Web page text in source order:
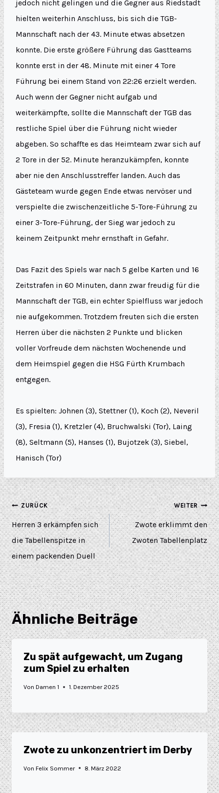
jedoch nicht gelingen und die Gegner aus Riedstadt
hielten weiterhin Anschluss, bis sich die TGB-
Mannschaft nach der 43. Minute etwas absetzen
konnte. Die erste größere Führung das Gastteams
konnte erst in der 48. Minute mit einer 4 Tore
Führung bei einem Stand von 22:26 erzielt werden.
Auch wenn der Gegner nicht aufgab und
weiterkämpfte, sollte die Mannschaft der TGB das
restliche Spiel über die Führung nicht wieder
abgeben. So schaffte es das Heimteam zwar sich auf
2 Tore in der 52. Minute heranzukämpfen, konnte
aber nie den Anschlusstreffer landen. Auch das
Gästeteam wurde gegen Ende etwas nervöser und
verspielte die zwischenzeitliche 5-Tore-Führung zu
einer 3-Tore-Führung, der Sieg war jedoch zu
keinem Zeitpunkt mehr ernsthaft in Gefahr.
Das Fazit des Spiels war nach 5 gelbe Karten und 16
Zeitstrafen in 60 Minuten, dann zwar freudig für die
Mannschaft der TGB, ein echter Spielfluss war jedoch
nie aufgekommen. Trotzdem freuten sich die ersten
Herren über die nächsten 2 Punkte und blicken
voller Vorfreude dem nächsten Wochenende und
dem Heimspiel gegen die HSG Fürth Krumbach
entgegen.
Es spielten: Johnen (3), Stettner (1), Koch (2), Neveril
(3), Fresia (1), Kretzler (4), Bruchwalski (Tor), Laing
(8), Seltmann (5), Hanses (1), Bujotzek (3), Siebel,
Hanisch (Tor)
ZURÜCK
Herren 3 erkämpfen sich
die Tabellenspitze in
einem packenden Duell
WEITER
Zwote erklimmt den
Zwoten Tabellenplatz
Ähnliche Beiträge
Zu spät aufgewacht, um Zugang
zum Spiel zu erhalten
Von Damen 1 1. Dezember 2025
Zwote zu unkonzentriert im Derby
Von Felix Sommer 8. März 2022